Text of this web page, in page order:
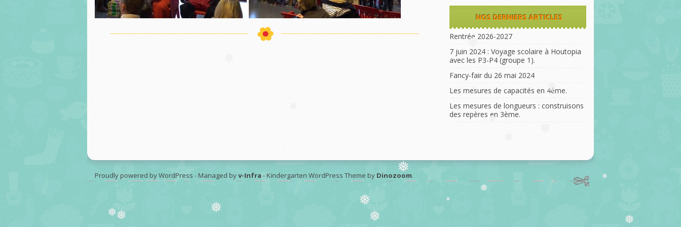
❅
❅
❅
❅
Le Voyage scolaire
La Remise des Prix
NOS DERNIERS ARTICLES
Rentrée 2026-2027
7 juin 2024 : Voyage scolaire à Houtopia
avec les P3-P4 (groupe 1).
Fancy-fair du 26 mai 2024
Les mesures de capacités en 4ème.
Les mesures de longueurs : construisons
des repères en 3ème.
Proudly powered by WordPress -Managed byv-Infra -Kindergarten WordPress Theme by Dinozoom.